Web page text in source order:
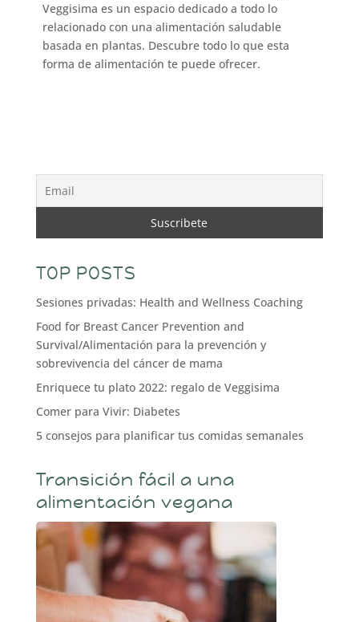
Veggisima es un espacio dedicado a todo lo
relacionado con una alimentación saludable
basada en plantas. Descubre todo lo que esta
forma de alimentación te puede ofrecer.
TOP POSTS
Sesiones privadas: Health and Wellness Coaching
Food for Breast Cancer Prevention and
Survival/Alimentación para la prevención y
sobrevivencia del cáncer de mama
Enriquece tu plato 2022: regalo de Veggisima
Comer para Vivir: Diabetes
5 consejos para planificar tus comidas semanales
Transición fácil a una
alimentación vegana